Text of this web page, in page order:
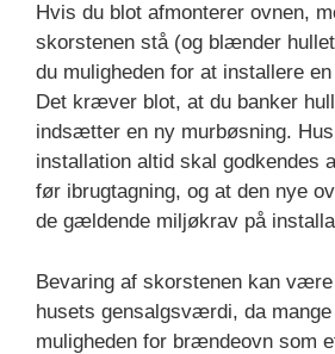
Hvis du blot afmonterer ovnen,
skorstenen stå (og blænder
du muligheden for at installere
Det kræver blot, at du banker
indsætter en ny murbøsning.
installation altid skal godkendes
før ibrugtagning, og at den nye
de gældende miljøkrav på
Bevaring af skorstenen kan
husets gensalgsværdi, da
muligheden for brændeovn som